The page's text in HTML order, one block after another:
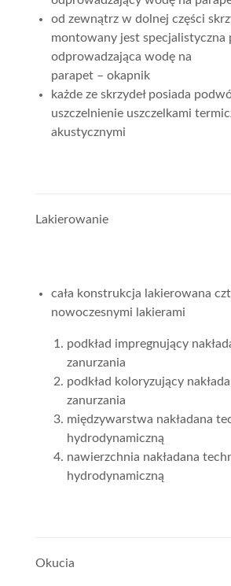
od zewnątrz w dolnej części
montowany jest specjalistyczna
odprowadzająca wodę na
parapet – okapnik
każde ze skrzydeł posiada
uszczelnienie uszczelkami
akustycznymi
Lakierowanie
cała konstrukcja lakierowana
nowoczesnymi lakierami
podkład impregnujący
zanurzania
podkład koloryzujący
zanurzania
międzywarstwa nakładana
hydrodynamiczną
nawierzchnia nakładana
hydrodynamiczną
Okucia